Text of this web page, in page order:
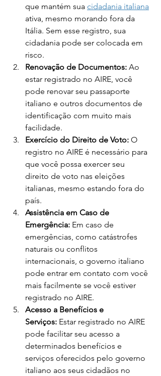
que mantém sua cidadania italiana
ativa, mesmo morando fora da
Itália. Sem esse registro, sua
cidadania pode ser colocada em
risco.
Renovação de Documentos: Ao
estar registrado no AIRE, você
pode renovar seu passaporte
italiano e outros documentos de
identificação com muito mais
facilidade.
Exercício do Direito de Voto: O
registro no AIRE é necessário para
que você possa exercer seu
direito de voto nas eleições
italianas, mesmo estando fora do
país.
Assistência em Caso de
Emergência: Em caso de
emergências, como catástrofes
naturais ou conflitos
internacionais, o governo italiano
pode entrar em contato com você
mais facilmente se você estiver
registrado no AIRE.
Acesso a Benefícios e
Serviços: Estar registrado no AIRE
pode facilitar seu acesso a
determinados benefícios e
serviços oferecidos pelo governo
italiano aos seus cidadãos no